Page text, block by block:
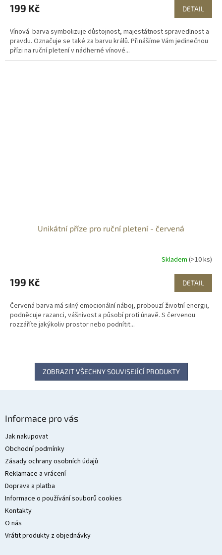
199 Kč DETAIL
Vínová barva symbolizuje důstojnost, majestátnost spravedlnost a
pravdu. Označuje se také za barvu králů. Přinášíme Vám jedinečnou
přízi na ruční pletení v nádherné vínové...
Unikátní příze pro ruční pletení - červená
Skladem (>10 ks)
199 Kč DETAIL
Červená barva má silný emocionální náboj, probouzí životní energii,
podněcuje razanci, vášnivost a působí proti únavě. S červenou
rozzáříte jakýkoliv prostor nebo podnítit...
ZOBRAZIT VŠECHNY SOUVISEJÍCÍ PRODUKTY
Informace pro vás
Jak nakupovat
Obchodní podmínky
Zásady ochrany osobních údajů
Reklamace a vrácení
Doprava a platba
Informace o používání souborů cookies
Kontakty
O nás
Vrátit produkty z objednávky